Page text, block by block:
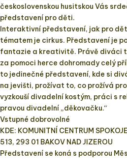
československou husitskou Vás
představení pro děti.
Interaktivní představení, jak pro
tématem je cirkus. Představení je
fantazie a kreativitě. Právě diváci
za pomoci herce dohromady celý
to jedinečné představení, kde si
na jevišti, prožívat to, co prožívá
vyzkouší divadelní kostým, práci s
pravou divadelní „děkovačku.“
Vstupné dobrovolné
KDE: KOMUNITNÍ CENTRUM
513, 293 01 BAKOV NAD JIZEROU
Představení se koná s podporou